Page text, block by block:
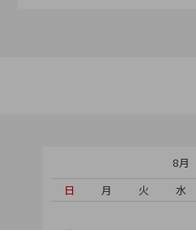
8月
日
月 火 水